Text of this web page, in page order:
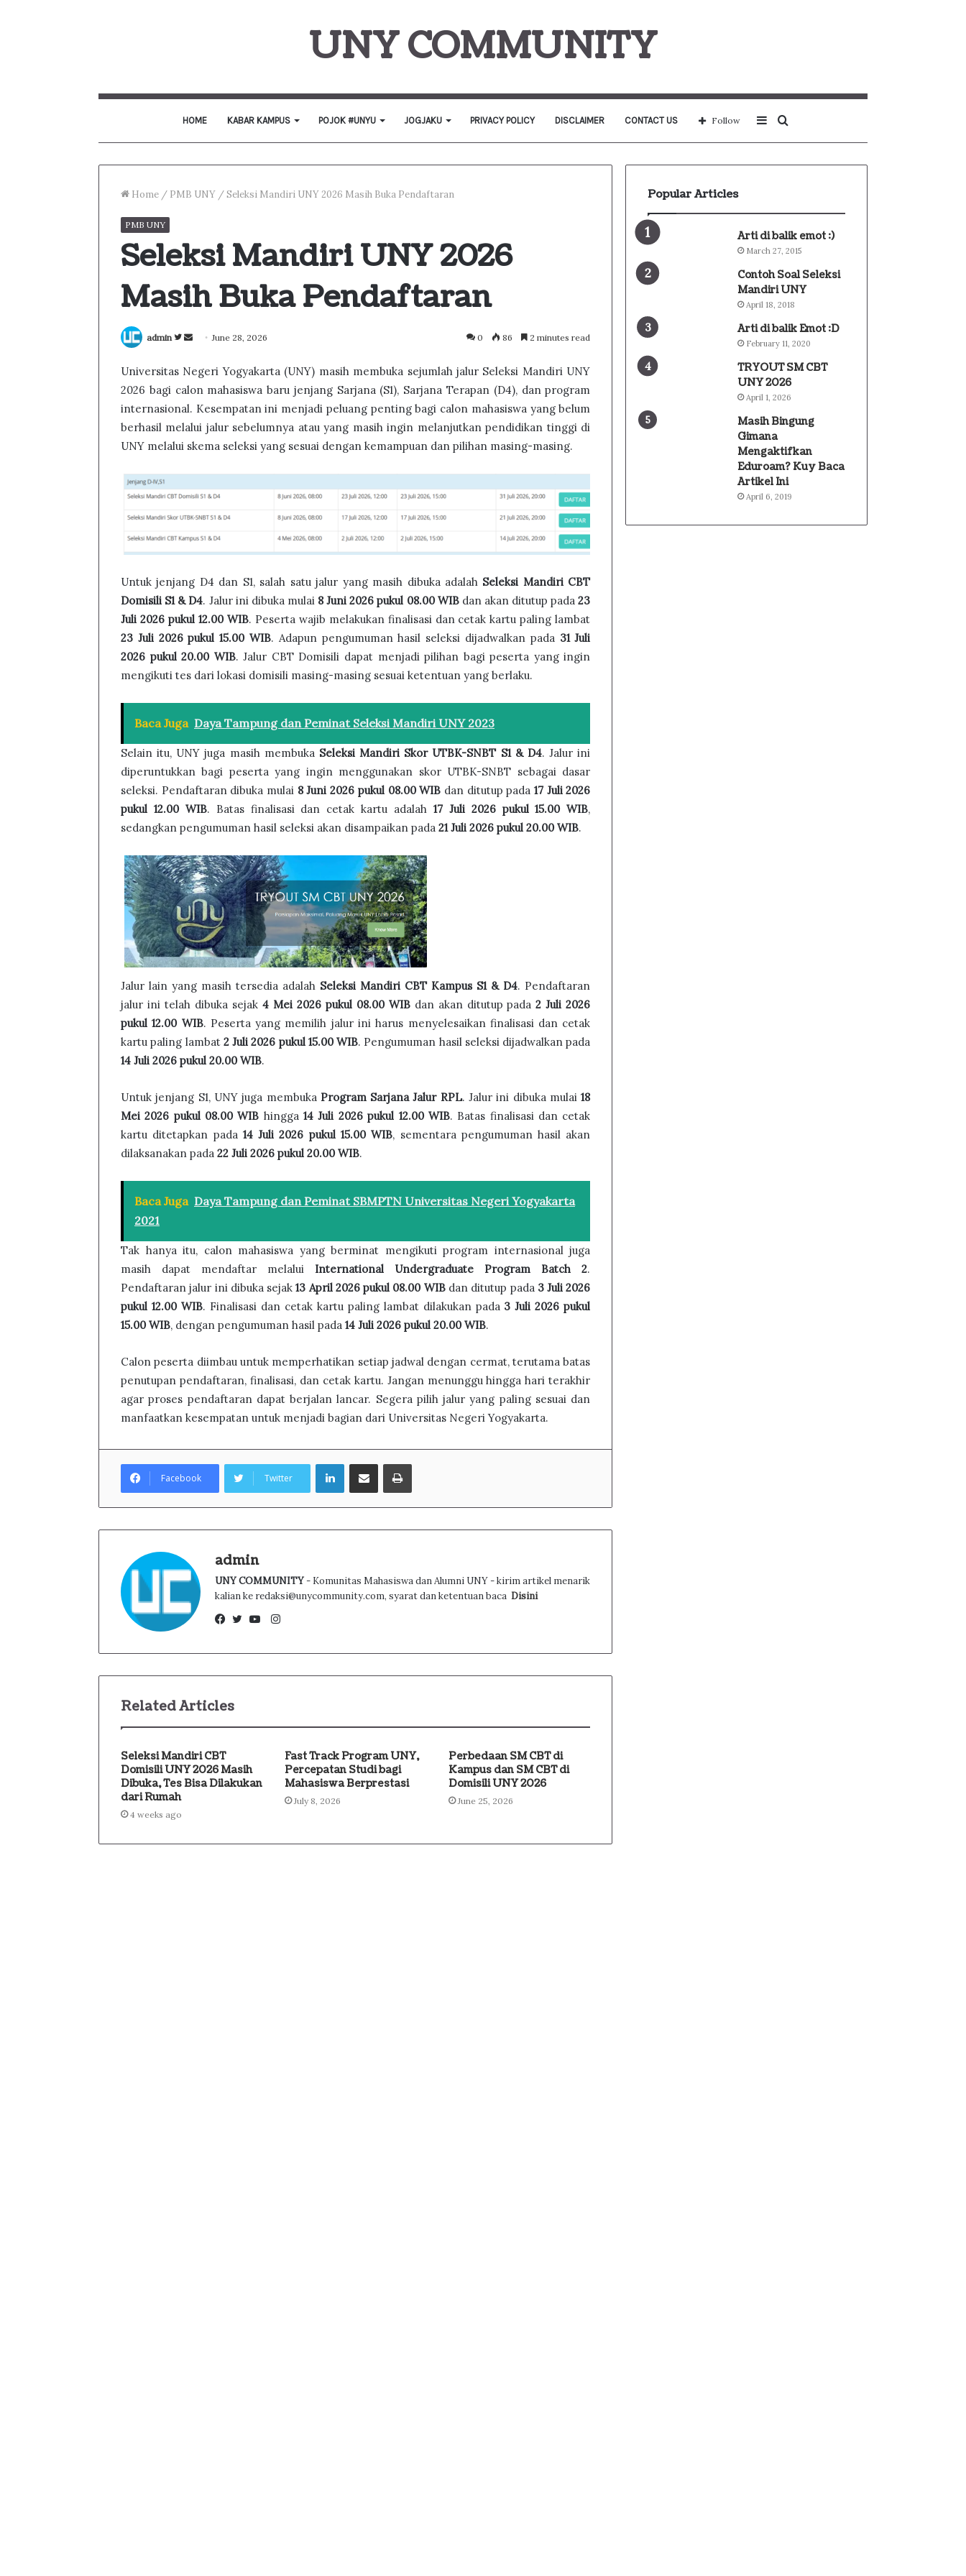
UNY COMMUNITY
HOME KABAR KAMPUS POJOK #UNYU JOGJAKU PRIVACY POLICY DISCLAIMER CONTACT US
for
Sidebar
Follow
Home / PMB UNY /Seleksi Mandiri UNY 2026 Masih Buka Pendaftaran
PMB UNY
Seleksi Mandiri UNY 2026
Masih Buka Pendaftaran
admin
Follow
Twitter
Send
email
June 28, 2026 0 86 2 minutes read
Universitas Negeri Yogyakarta (UNY) masih membuka sejumlah jalur Seleksi Mandiri UNY
2026 bagi calon mahasiswa baru jenjang Sarjana (S1), Sarjana Terapan (D4), dan program
internasional. Kesempatan ini menjadi peluang penting bagi calon mahasiswa yang belum
berhasil melalui jalur sebelumnya atau yang masih ingin melanjutkan pendidikan tinggi di
UNY melalui skema seleksi yang sesuai dengan kemampuan dan pilihan masing-masing.
Untuk jenjang D4 dan S1, salah satu jalur yang masih dibuka adalah Seleksi Mandiri CBT
Domisili S1 & D4. Jalur ini dibuka mulai 8 Juni 2026 pukul 08.00 WIBdan akan ditutup pada23
Juli 2026 pukul 12.00 WIB. Peserta wajib melakukan finalisasi dan cetak kartu paling lambat
23 Juli 2026 pukul 15.00 WIB. Adapun pengumuman hasil seleksi dijadwalkan pada 31 Juli
2026 pukul 20.00 WIB. Jalur CBT Domisili dapat menjadi pilihan bagi peserta yang ingin
mengikuti tes dari lokasi domisili masing-masing sesuai ketentuan yang berlaku.
Baca Juga Daya Tampung dan Peminat Seleksi Mandiri UNY 2023
Selain itu, UNY juga masih membuka Seleksi Mandiri Skor UTBK-SNBT S1 & D4. Jalur ini
diperuntukkan bagi peserta yang ingin menggunakan skor UTBK-SNBT sebagai dasar
seleksi. Pendaftaran dibuka mulai 8 Juni 2026 pukul 08.00 WIB dan ditutup pada 17 Juli 2026
pukul 12.00 WIB. Batas finalisasi dan cetak kartu adalah 17 Juli 2026 pukul 15.00 WIB,
sedangkan pengumuman hasil seleksi akan disampaikan pada 21 Juli 2026 pukul 20.00 WIB.
Jalur lain yang masih tersedia adalah Seleksi Mandiri CBT Kampus S1 & D4. Pendaftaran
jalur ini telah dibuka sejak 4 Mei 2026 pukul 08.00 WIBdan akan ditutup pada2 Juli 2026
pukul 12.00 WIB. Peserta yang memilih jalur ini harus menyelesaikan finalisasi dan cetak
kartu paling lambat 2 Juli 2026 pukul 15.00 WIB. Pengumuman hasil seleksi dijadwalkan pada
14 Juli 2026 pukul 20.00 WIB.
Untuk jenjang S1, UNY juga membuka Program Sarjana Jalur RPL. Jalur ini dibuka mulai18
Mei 2026 pukul 08.00 WIB hingga14 Juli 2026 pukul 12.00 WIB. Batas finalisasi dan cetak
kartu ditetapkan pada 14 Juli 2026 pukul 15.00 WIB, sementara pengumuman hasil akan
dilaksanakan pada 22 Juli 2026 pukul 20.00 WIB.
Baca Juga Daya Tampung dan Peminat SBMPTN Universitas Negeri Yogyakarta
2021
Tak hanya itu, calon mahasiswa yang berminat mengikuti program internasional juga
masih dapat mendaftar melalui International Undergraduate Program Batch 2.
Pendaftaran jalur ini dibuka sejak13 April 2026 pukul 08.00 WIBdan ditutup pada 3 Juli 2026
pukul 12.00 WIB. Finalisasi dan cetak kartu paling lambat dilakukan pada 3 Juli 2026 pukul
15.00 WIB, dengan pengumuman hasil pada 14 Juli 2026 pukul 20.00 WIB.
Calon peserta diimbau untuk memperhatikan setiap jadwal dengan cermat, terutama batas
penutupan pendaftaran, finalisasi, dan cetak kartu. Jangan menunggu hingga hari terakhir
agar proses pendaftaran dapat berjalan lancar. Segera pilih jalur yang paling sesuai dan
manfaatkan kesempatan untuk menjadi bagian dari Universitas Negeri Yogyakarta.
Facebook Twitter
LinkedInShare via Email Print
admin
UNY COMMUNITY- Komunitas Mahasiswa dan Alumni UNY - kirim artikel menarik
kalian ke redaksi@unycommunity.com, syarat dan ketentuan baca Disini
Instagram
Related Articles
Seleksi Mandiri CBT
Domisili UNY 2026 Masih
Dibuka, Tes Bisa Dilakukan
dari Rumah
4 weeks ago
Fast Track Program UNY,
Percepatan Studi bagi
Mahasiswa Berprestasi
July 8, 2026
Perbedaan SM CBT di
Kampus dan SM CBT di
Domisili UNY 2026
June 25, 2026
Popular Articles
Arti di balik emot :)
March 27, 2015
Contoh Soal Seleksi
Mandiri UNY
April 18, 2018
Arti di balik Emot :D
February 11, 2020
TRYOUT SM CBT
UNY 2026
April 1, 2026
Masih Bingung
Gimana
Mengaktifkan
Eduroam? Kuy Baca
Artikel Ini
April 6, 2019